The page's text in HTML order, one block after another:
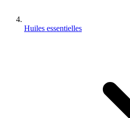
Huiles essentielles